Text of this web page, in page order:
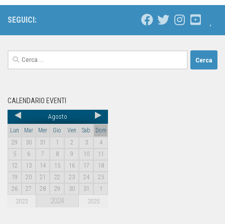
SEGUICI:
CALENDARIO EVENTI
Agosto
Lun Mar Mer Gio Ven Sab
Dom
29
30 31 1 2 3
4
5
6 7 8 9 10
11
12
13 14 15 16 17
18
19
20 21 22 23 24
25
26
27 28 29 30 31 1
2023 2024 2025